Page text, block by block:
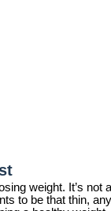
weight. It’s not
to be that thin,